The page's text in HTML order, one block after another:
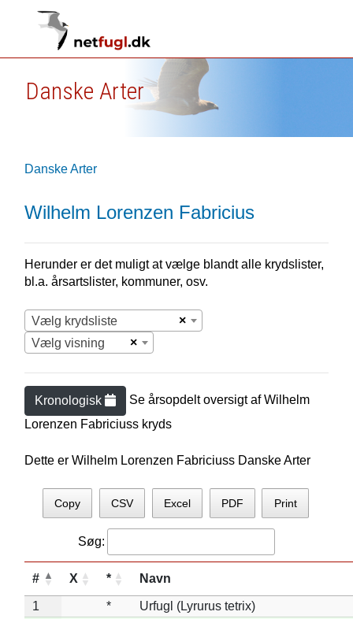
Danske Arter
Danske Arter
Wilhelm Lorenzen Fabricius
Herunder er det muligt at vælge blandt alle krydslister,
bl.a. årsartslister, kommuner, osv.
×
Vælg krydsliste
×
Vælg visning
Kronologisk Se årsopdelt oversigt afWilhelm
Lorenzen Fabriciuss kryds
Dette er Wilhelm Lorenzen Fabriciuss Danske Arter
Copy CSV Excel PDF Print
Søg:
# X * Navn
1 *
Urfugl (Lyrurus tetrix)